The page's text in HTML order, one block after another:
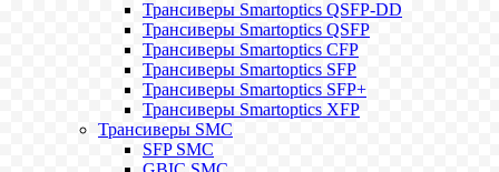
Трансиверы Smartoptics QSFP-DD
Трансиверы Smartoptics QSFP
Трансиверы Smartoptics CFP
Трансиверы Smartoptics SFP
Трансиверы Smartoptics SFP+
Трансиверы Smartoptics XFP
Трансиверы SMC
SFP SMC